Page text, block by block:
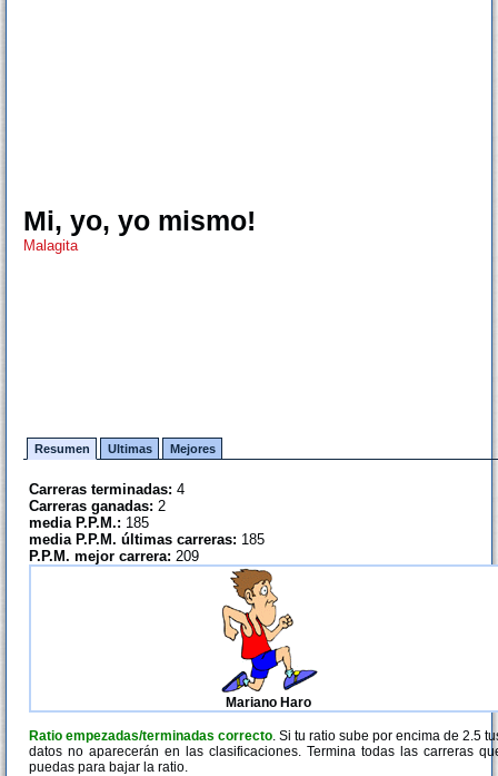
Mi, yo, yo mismo!
Malagita
Resumen Ultimas Mejores
Carreras terminadas: 4
Carreras ganadas: 2
media P.P.M.: 185
media P.P.M. últimas carreras: 185
P.P.M. mejor carrera: 209
Mariano Haro
Ratio empezadas/terminadas correcto. Si tu ratio sube por encima de 2.5
datos no aparecerán en las clasificaciones. Termina todas las carreras
puedas para bajar la ratio.